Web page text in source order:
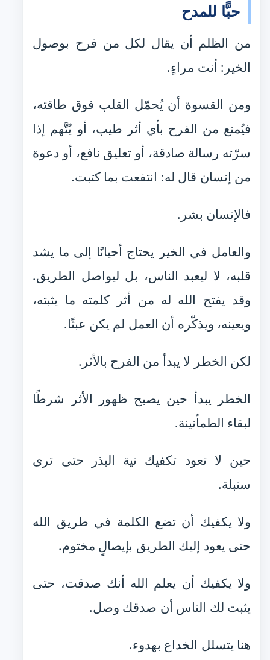
حبًّا للمدح
من الظلم أن يقال لكل من فرح بوصول
الخير: أنت مراءٍ.
ومن القسوة أن يُحمّل القلب فوق طاقته،
فيُمنع من الفرح بأي أثر طيب، أو يُتَّهم إذا
سرّته رسالة صادقة، أو تعليق نافع، أو دعوة
من إنسان قال له: انتفعت بما كتبت.
فالإنسان بشر.
والعامل في الخير يحتاج أحيانًا إلى ما يشد
قلبه، لا ليعبد الناس، بل ليواصل الطريق.
وقد يفتح الله له من أثر كلمته ما يثبته،
ويعينه، ويذكّره أن العمل لم يكن عبثًا.
لكن الخطر لا يبدأ من الفرح بالأثر.
الخطر يبدأ حين يصبح ظهور الأثر شرطًا
لبقاء الطمأنينة.
حين لا تعود تكفيك نية البذر حتى ترى
سنبلة.
ولا يكفيك أن تضع الكلمة في طريق الله
حتى يعود إليك الطريق بإيصالٍ مختوم.
ولا يكفيك أن يعلم الله أنك صدقت، حتى
يثبت لك الناس أن صدقك وصل.
هنا يتسلل الخداع بهدوء.